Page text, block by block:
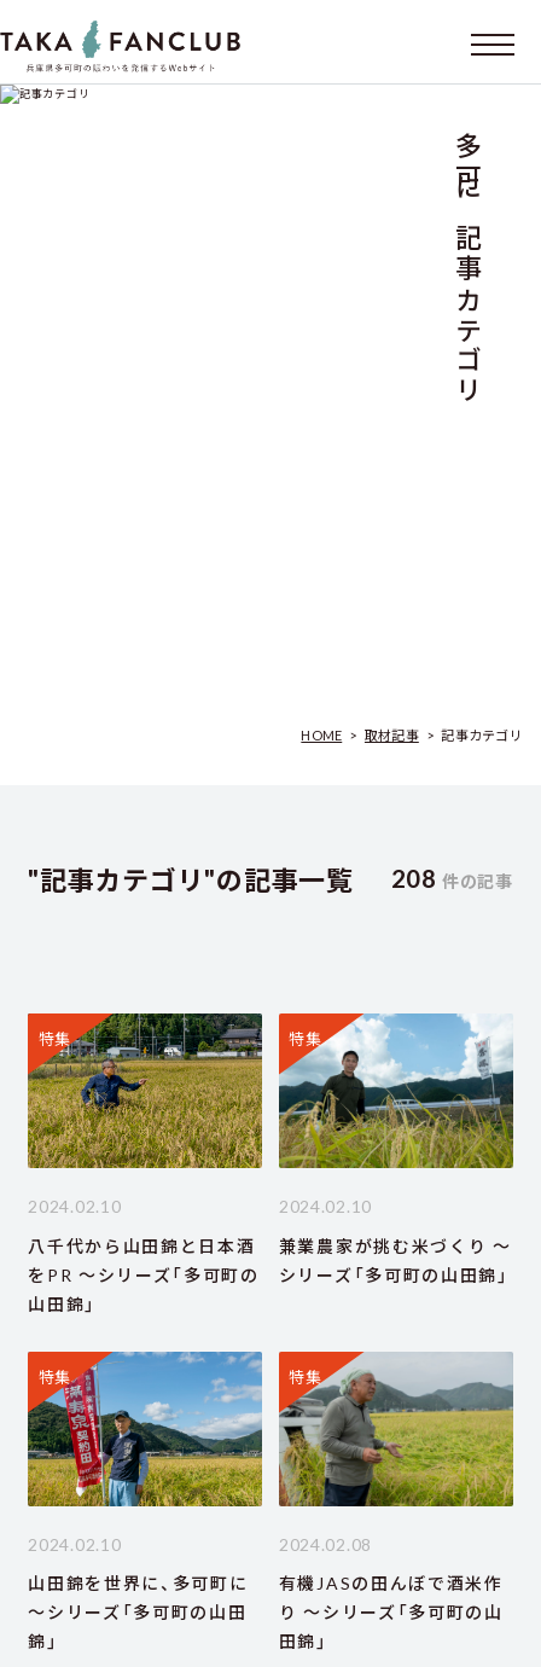
多可に記事カテゴリ
HOME > 取材記事 > 記事カテゴリ
"記事カテゴリ"の記事一覧 208 件の記事
特集
2024.02.10
八千代から山田錦と日本酒
をPR ～シリーズ「多可町の
山田錦」
特集
2024.02.10
兼業農家が挑む米づくり ～
シリーズ「多可町の山田錦」
特集
2024.02.10
山田錦を世界に、多可町に
～シリーズ「多可町の山田
錦」
特集
2024.02.08
有機JASの田んぼで酒米作
り ～シリーズ「多可町の山
田錦」